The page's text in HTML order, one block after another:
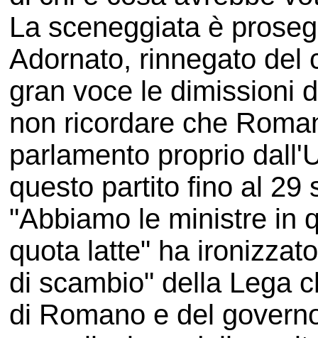
La sceneggiata è
Adornato, rinnegato del
gran voce le dimissioni
non ricordare che
parlamento proprio
questo partito fino al 29
"Abbiamo le ministre in
quota latte" ha
di scambio" della Lega
di Romano e del